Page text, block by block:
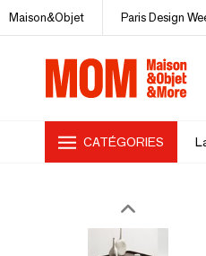
Maison&Objet Paris Design
CATÉGORIES